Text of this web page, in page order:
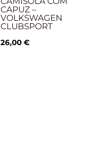
CAPUZ –
VOLKSWAGEN
CLUBSPORT
26,00 €